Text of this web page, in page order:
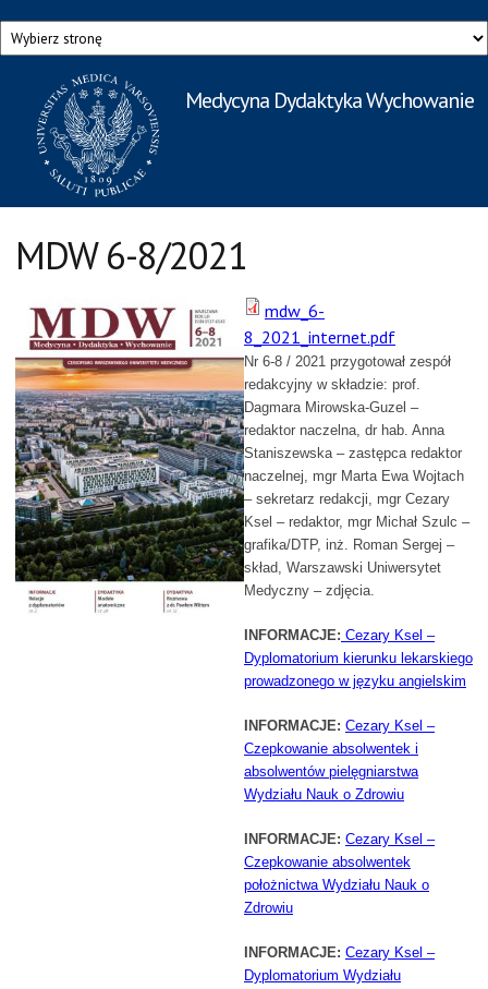
Przejdź do treści
Medycyna Dydaktyka Wychowanie
Rzecznik Prasowy
Warszawskiego Uniwersytetu Medycznego
MDW 6-8/2021
mdw_6-
8_2021_internet.pdf
Nr 6-8 / 2021 przygotował zespół
redakcyjny w składzie: prof.
Dagmara Mirowska-Guzel –
redaktor naczelna, dr hab. Anna
Staniszewska – zastępca redaktor
naczelnej, mgr Marta Ewa Wojtach
– sekretarz redakcji, mgr Cezary
Ksel – redaktor, mgr Michał Szulc –
grafika/DTP, inż. Roman Sergej –
skład, Warszawski Uniwersytet
Medyczny – zdjęcia.
INFORMACJE: Cezary Ksel –
Dyplomatorium kierunku lekarskiego
prowadzonego w języku angielskim
INFORMACJE: Cezary Ksel –
Czepkowanie absolwentek i
absolwentów pielęgniarstwa
Wydziału Nauk o Zdrowiu
INFORMACJE: Cezary Ksel –
Czepkowanie absolwentek
położnictwa Wydziału Nauk o
Zdrowiu
INFORMACJE: Cezary Ksel –
Dyplomatorium Wydziału